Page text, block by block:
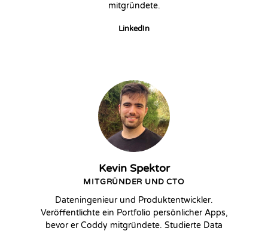
mitgründete.
LinkedIn
Kevin Spektor
MITGRÜNDER UND CTO
Dateningenieur und Produktentwickler.
Veröffentlichte ein Portfolio persönlicher Apps,
bevor er Coddy mitgründete. Studierte Data